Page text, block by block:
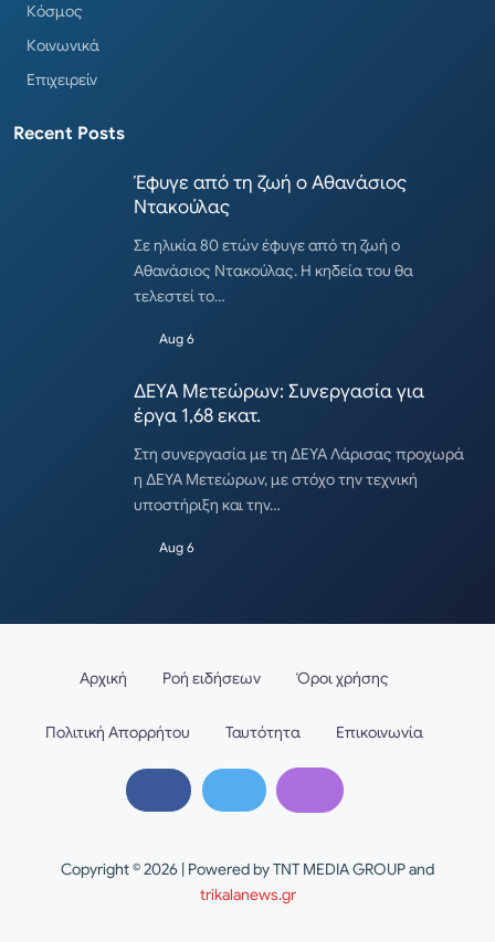
Κόσμος
Κοινωνικά
Επιχειρείν
Recent Posts
Έφυγε από τη ζωή ο Αθανάσιος
Ντακούλας
Σε ηλικία 80 ετών έφυγε από τη ζωή ο
Αθανάσιος Ντακούλας. Η κηδεία του θα
τελεστεί το…
Aug 6
ΔΕΥΑ Μετεώρων: Συνεργασία για
έργα 1,68 εκατ.
Στη συνεργασία με τη ΔΕΥΑ Λάρισας προχωρά
η ΔΕΥΑ Μετεώρων, με στόχο την τεχνική
υποστήριξη και την…
Aug 6
Copyright © 2026 | Powered by TNT MEDIA GROUP and
trikalanews.gr
Αρχική Ροή ειδήσεων Όροι χρήσης
Πολιτική Απορρήτου Ταυτότητα Επικοινωνία